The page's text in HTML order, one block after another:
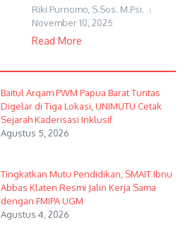
Riki Purnomo, S.Sos. M.Psi.
November 10, 2025
Read More
Baitul Arqam PWM Papua Barat Tuntas
Digelar di Tiga Lokasi, UNIMUTU Cetak
Sejarah Kaderisasi Inklusif
Agustus 5, 2026
Tingkatkan Mutu Pendidikan, SMAIT Ibnu
Abbas Klaten Resmi Jalin Kerja Sama
dengan FMIPA UGM
Agustus 4, 2026